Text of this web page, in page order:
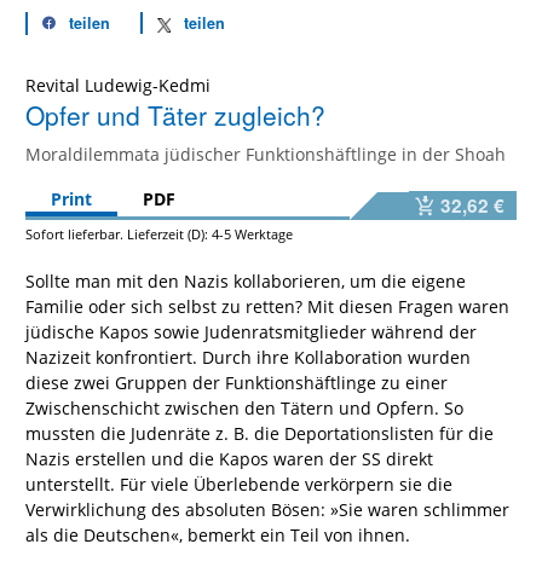
teilen teilen
Revital Ludewig-Kedmi
Opfer und Täter zugleich?
Moraldilemmata jüdischer Funktionshäftlinge in der Shoah
Print
PDF 32,62 €
Sofort lieferbar. Lieferzeit (D): 4-5 Werktage
Sollte man mit den Nazis kollaborieren, um die eigene
Familie oder sich selbst zu retten? Mit diesen Fragen waren
jüdische Kapos sowie Judenratsmitglieder während der
Nazizeit konfrontiert. Durch ihre Kollaboration wurden
diese zwei Gruppen der Funktionshäftlinge zu einer
Zwischenschicht zwischen den Tätern und Opfern. So
mussten die Judenräte z. B. die Deportationslisten für die
Nazis erstellen und die Kapos waren der SS direkt
unterstellt. Für viele Überlebende verkörpern sie die
Verwirklichung des absoluten Bösen: »Sie waren schlimmer
als die Deutschen«, bemerkt ein Teil von ihnen.